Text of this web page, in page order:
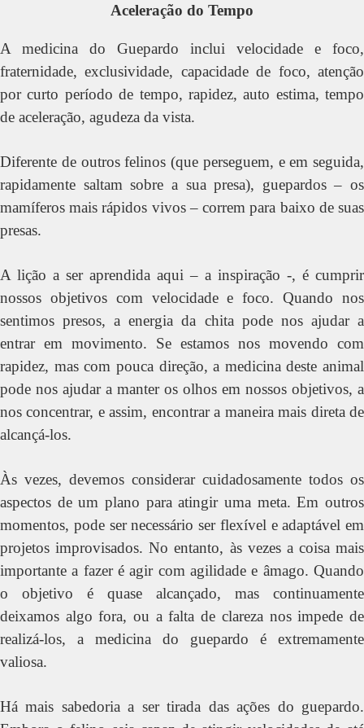
Aceleração do Tempo
A medicina do Guepardo inclui velocidade e foco,
fraternidade, exclusividade, capacidade de foco, atenção
por curto período de tempo, rapidez, auto estima, tempo
de aceleração, agudeza da vista.
Diferente de outros felinos (que perseguem, e em seguida,
rapidamente saltam sobre a sua presa), guepardos – os
mamíferos mais rápidos vivos – correm para baixo de suas
presas.
A lição a ser aprendida aqui – a inspiração -, é cumprir
nossos objetivos com velocidade e foco. Quando nos
sentimos presos, a energia da chita pode nos ajudar a
entrar em movimento. Se estamos nos movendo com
rapidez, mas com pouca direção, a medicina deste animal
pode nos ajudar a manter os olhos em nossos objetivos, a
nos concentrar, e assim, encontrar a maneira mais direta de
alcançá-los.
Às vezes, devemos considerar cuidadosamente todos os
aspectos de um plano para atingir uma meta. Em outros
momentos, pode ser necessário ser flexível e adaptável em
projetos improvisados. No entanto, às vezes a coisa mais
importante a fazer é agir com agilidade e âmago. Quando
o objetivo é quase alcançado, mas continuamente
deixamos algo fora, ou a falta de clareza nos impede de
realizá-los, a medicina do guepardo é extremamente
valiosa.
Há mais sabedoria a ser tirada das ações do guepardo.